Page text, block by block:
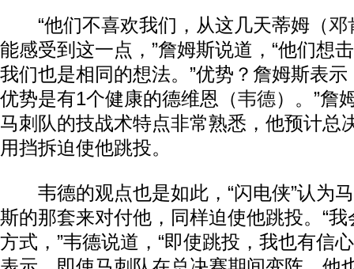
“他们不喜欢我们，从这几天蒂姆（邓
能感受到这一点，”詹姆斯说道，“他们想
我们也是相同的想法。”优势？詹姆斯表示
优势是有1个健康的德维恩（韦德）。”詹
马刺队的技战术特点非常熟悉，他预计总
用挡拆迫使他跳投。
韦德的观点也是如此，“闪电侠”认为
斯的那套来对付他，同样迫使他跳投。“
方式，”韦德说道，“即使跳投，我也有信